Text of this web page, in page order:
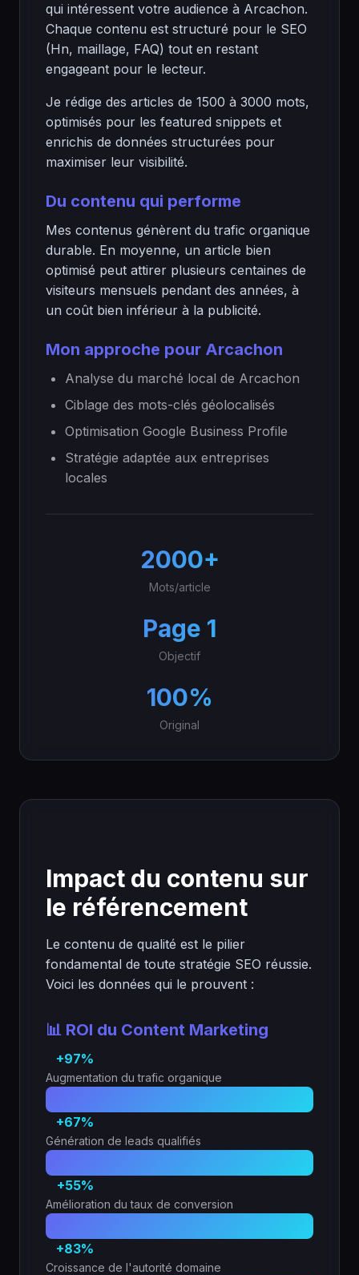
qui intéressent votre audience à Arcachon.
Chaque contenu est structuré pour le SEO
(Hn, maillage, FAQ) tout en restant
engageant pour le lecteur.
Je rédige des articles de 1500 à 3000 mots,
optimisés pour les featured snippets et
enrichis de données structurées pour
maximiser leur visibilité.
Du contenu qui performe
Mes contenus génèrent du trafic organique
durable. En moyenne, un article bien
optimisé peut attirer plusieurs centaines de
visiteurs mensuels pendant des années, à
un coût bien inférieur à la publicité.
Mon approche pour Arcachon
Analyse du marché local de Arcachon
Ciblage des mots-clés géolocalisés
Optimisation Google Business Profile
Stratégie adaptée aux entreprises
locales
2000+
Mots/article
Page 1
Objectif
100%
Original
Impact du contenu sur
le référencement
Le contenu de qualité est le pilier
fondamental de toute stratégie SEO réussie.
Voici les données qui le prouvent :
📊 ROI du Content Marketing
Augmentation du trafic organique
+97%
Génération de leads qualifiés
+67%
Amélioration du taux de conversion
+55%
Croissance de l'autorité domaine
+83%